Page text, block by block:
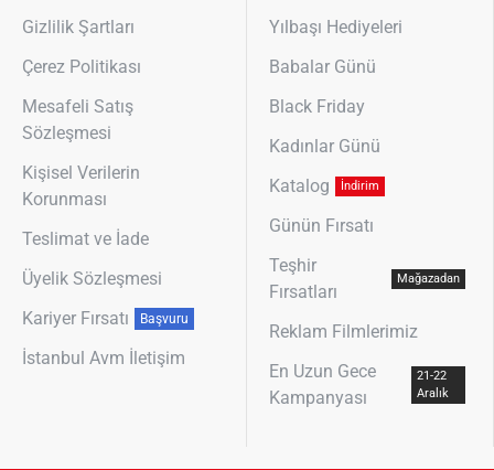
Gizlilik Şartları
Çerez Politikası
Mesafeli Satış
Sözleşmesi
Kişisel Verilerin
Korunması
Teslimat ve İade
Üyelik Sözleşmesi
Kariyer Fırsatı
Başvuru
İstanbul Avm İletişim
Yılbaşı Hediyeleri
Babalar Günü
Black Friday
Kadınlar Günü
Katalog
İndirim
Günün Fırsatı
Teşhir
Fırsatları
Mağazadan
Reklam Filmlerimiz
En Uzun Gece
Kampanyası
21-22
Aralık